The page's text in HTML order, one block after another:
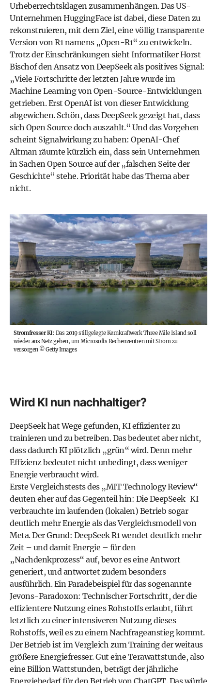
Urheberrechtsklagen zusammenhängen. Das US-
Unternehmen HuggingFace ist dabei, diese Daten zu
rekonstruieren, mit dem Ziel, eine völlig transparente
Version von R1 namens „Open-R1“ zu entwickeln.
Trotz der Einschränkungen sieht Informatiker Horst
Bischof den Ansatz von DeepSeek als positives Signal:
„Viele Fortschritte der letzten Jahre wurde im
Machine Learning von Open-Source-Entwicklungen
getrieben. Erst OpenAI ist von dieser Entwicklung
abgewichen. Schön, dass DeepSeek gezeigt hat, dass
sich Open Source doch auszahlt.“ Und das Vorgehen
scheint Signalwirkung zu haben: OpenAI-Chef
Altman räumte kürzlich ein, dass sein Unternehmen
in Sachen Open Source auf der „falschen Seite der
Geschichte“ stehe. Priorität habe das Thema aber
nicht.
Stromfresser KI: Das 2019 stillgelegte Kernkraftwerk Three Mile Island soll
wieder ans Netz gehen, um Microsofts Rechenzentren mit Strom zu
versorgen©Getty Images
Wird KI nun nachhaltiger?
DeepSeek hat Wege gefunden, KI effizienter zu
trainieren und zu betreiben. Das bedeutet aber nicht,
dass dadurch KI plötzlich „grün“ wird. Denn mehr
Effizienz bedeutet nicht unbedingt, dass weniger
Energie verbraucht wird.
Erste Vergleichstests des „MIT Technology Review“
deuten eher auf das Gegenteil hin: Die DeepSeek-KI
verbrauchte im laufenden (lokalen) Betrieb sogar
deutlich mehr Energie als das Vergleichsmodell von
Meta. Der Grund: DeepSeek R1 wendet deutlich mehr
Zeit – und damit Energie – für den
„Nachdenkprozess“ auf, bevor es eine Antwort
generiert, und antwortet zudem besonders
ausführlich. Ein Paradebeispiel für das sogenannte
Jevons-Paradoxon: Technischer Fortschritt, der die
effizientere Nutzung eines Rohstoffs erlaubt, führt
letztlich zu einer intensiveren Nutzung dieses
Rohstoffs, weil es zu einem Nachfrageanstieg kommt.
Der Betrieb ist im Vergleich zum Training der weitaus
größere Energiefresser. Gut eine Terawattstunde, also
eine Billion Wattstunden, beträgt der jährliche
Energiebedarf für den Betrieb von ChatGPT. Das würde